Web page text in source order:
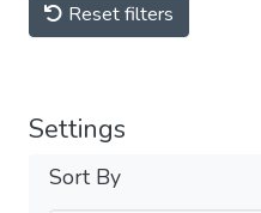
Reset filters
Settings
Sort By